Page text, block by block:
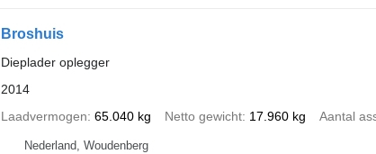
Broshuis
Dieplader oplegger
2014
Laadvermogen 65.040 kg Netto gewicht 17.960 kg Aantal
Nederland, Woudenberg